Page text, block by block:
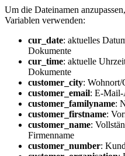
Um die Dateinamen
Variablen verwenden:
cur_date: aktuelles
Dokumente
cur_time: aktuelle
Dokumente
customer_city: Wohnort/
customer_email: E-Mail-
customer_familyname:
customer_firstname:
customer_name:
Firmenname
customer_number: